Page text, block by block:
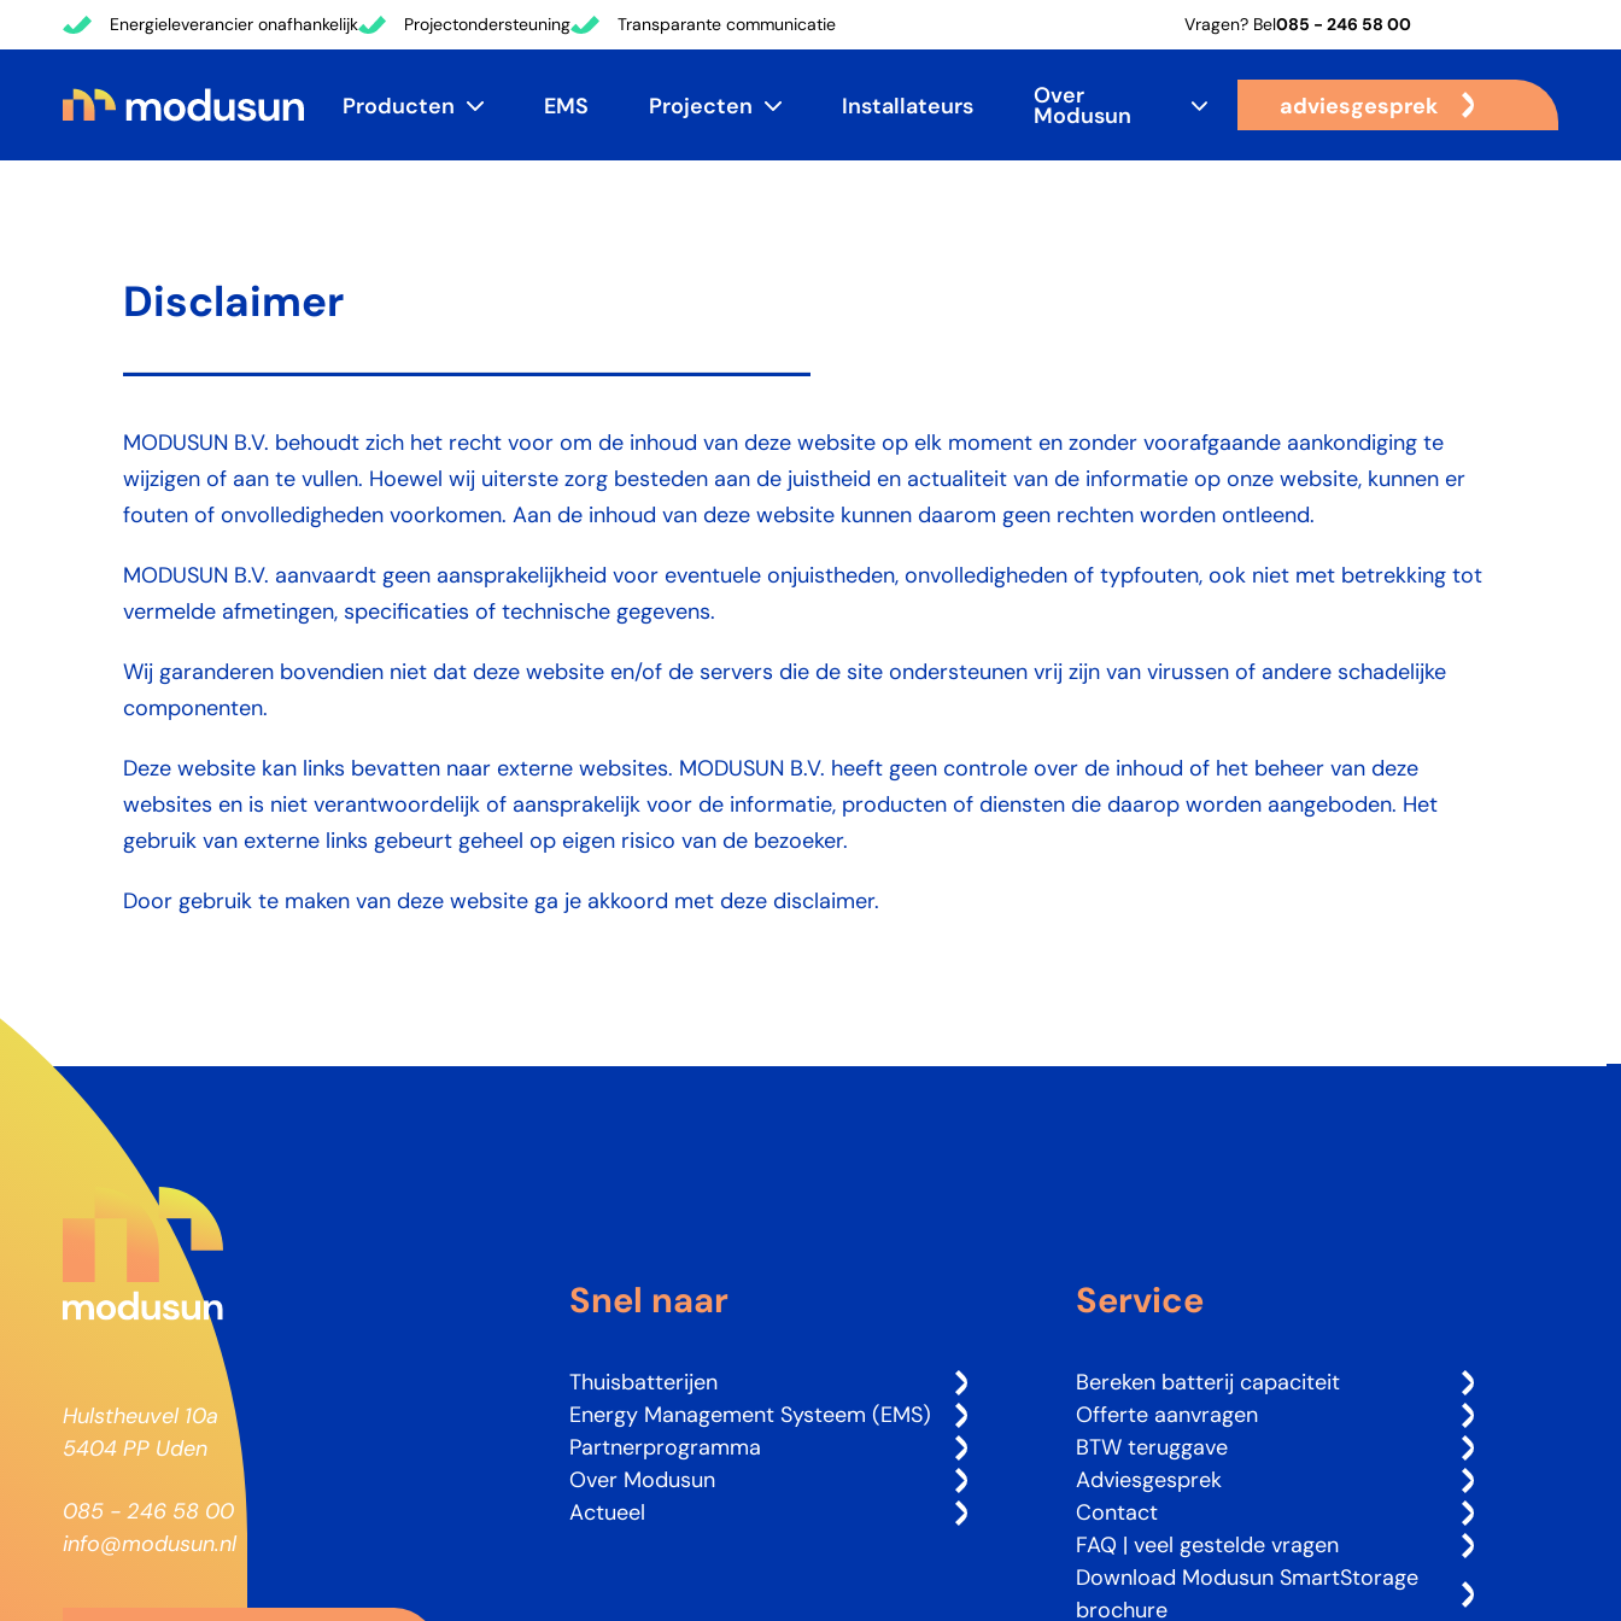
Energieleverancier onafhankelijk Projectondersteuning Transparante communicatie Vragen? Bel085 - 246 58 00
Producten EMS Projecten Installateurs Over
Modusun adviesgesprek
Disclaimer
MODUSUN B.V. behoudt zich het recht voor om de inhoud van deze website op elk moment en zonder voorafgaande aankondiging te
wijzigen of aan te vullen. Hoewel wij uiterste zorg besteden aan de juistheid en actualiteit van de informatie op onze website, kunnen er
fouten of onvolledigheden voorkomen. Aan de inhoud van deze website kunnen daarom geen rechten worden ontleend.
MODUSUN B.V. aanvaardt geen aansprakelijkheid voor eventuele onjuistheden, onvolledigheden of typfouten, ook niet met betrekking tot
vermelde afmetingen, specificaties of technische gegevens.
Wij garanderen bovendien niet dat deze website en/of de servers die de site ondersteunen vrij zijn van virussen of andere schadelijke
componenten.
Deze website kan links bevatten naar externe websites. MODUSUN B.V. heeft geen controle over de inhoud of het beheer van deze
websites en is niet verantwoordelijk of aansprakelijk voor de informatie, producten of diensten die daarop worden aangeboden. Het
gebruik van externe links gebeurt geheel op eigen risico van de bezoeker.
Door gebruik te maken van deze website ga je akkoord met deze disclaimer.
Hulstheuvel 10a
5404 PP Uden
085 - 246 58 00
info@modusun.nl
Snel naar
Thuisbatterijen
Energy Management Systeem (EMS)
Partnerprogramma
Over Modusun
Actueel
Service
Bereken batterij capaciteit
Offerte aanvragen
BTW teruggave
Adviesgesprek
Contact
FAQ | veel gestelde vragen
Download Modusun SmartStorage
brochure